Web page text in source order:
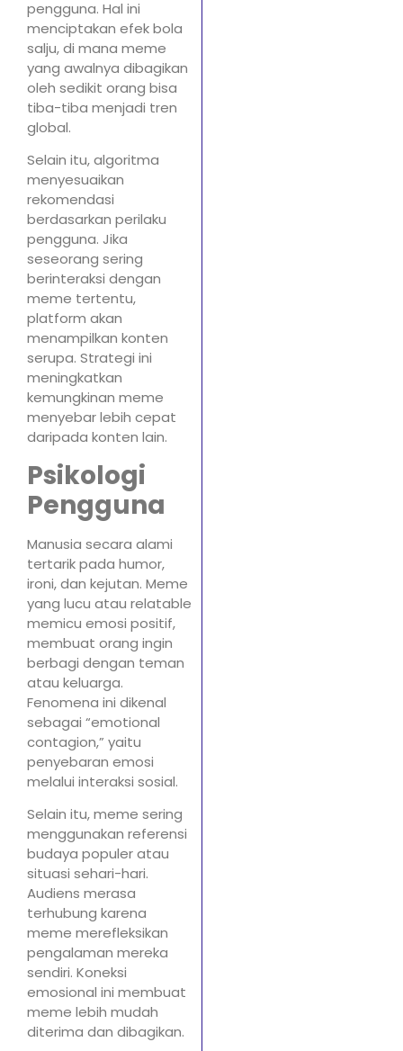
pengguna. Hal ini
menciptakan efek bola
salju, di mana meme
yang awalnya dibagikan
oleh sedikit orang bisa
tiba-tiba menjadi tren
global.
Selain itu, algoritma
menyesuaikan
rekomendasi
berdasarkan perilaku
pengguna. Jika
seseorang sering
berinteraksi dengan
meme tertentu,
platform akan
menampilkan konten
serupa. Strategi ini
meningkatkan
kemungkinan meme
menyebar lebih cepat
daripada konten lain.
Psikologi
Pengguna
Manusia secara alami
tertarik pada humor,
ironi, dan kejutan. Meme
yang lucu atau relatable
memicu emosi positif,
membuat orang ingin
berbagi dengan teman
atau keluarga.
Fenomena ini dikenal
sebagai “emotional
contagion,” yaitu
penyebaran emosi
melalui interaksi sosial.
Selain itu, meme sering
menggunakan referensi
budaya populer atau
situasi sehari-hari.
Audiens merasa
terhubung karena
meme merefleksikan
pengalaman mereka
sendiri. Koneksi
emosional ini membuat
meme lebih mudah
diterima dan dibagikan.